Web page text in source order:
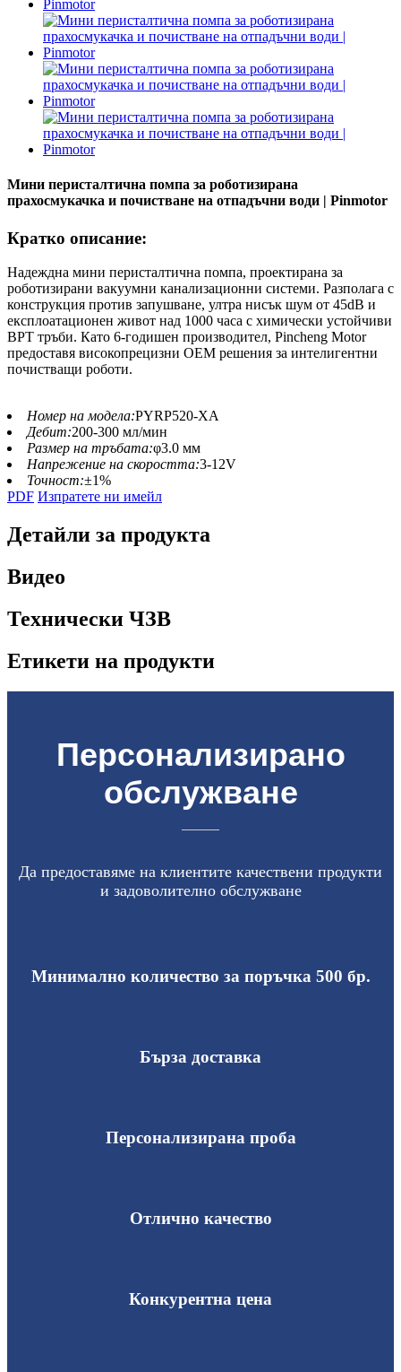
Мини перисталтична помпа за роботизирана
прахосмукачка и почистване на отпадъчни води | Pinmotor
Кратко описание:
Надеждна мини перисталтична помпа, проектирана за
роботизирани вакуумни канализационни системи. Разполага с
конструкция против запушване, ултра нисък шум от 45dB и
експлоатационен живот над 1000 часа с химически устойчиви
BPT тръби. Като 6-годишен производител, Pincheng Motor
предоставя високопрецизни OEM решения за интелигентни
почистващи роботи.
Номер на модела:PYRP520-XA
Дебит:200-300 мл/мин
Размер на тръбата:φ3.0 мм
Напрежение на скоростта:3-12V
Точност:±1%
PDF Изпратете ни имейл
Детайли за продукта
Видео
Технически ЧЗВ
Етикети на продукти
Персонализирано
обслужване
Да предоставяме на клиентите качествени продукти
и задоволително обслужване
Минимално количество за поръчка 500 бр.
Бърза доставка
Персонализирана проба
Отлично качество
Конкурентна цена